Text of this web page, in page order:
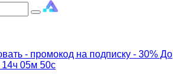
- промокод на подписку - 30% До
14ч 05м 48с